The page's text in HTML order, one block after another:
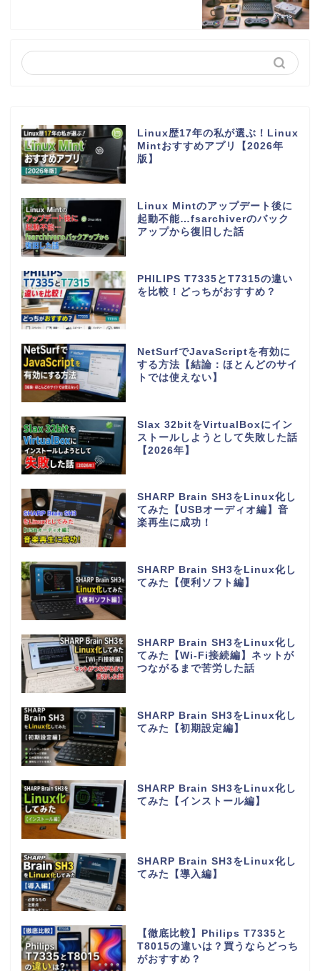
Linux歴17年の私が選ぶ！Linux
Mintおすすめアプリ【2026年
版】
Linux Mintのアップデート後に
起動不能…fsarchiverのバック
アップから復旧した話
PHILIPS T7335とT7315の違い
を比較！どっちがおすすめ？
NetSurfでJavaScriptを有効に
する方法【結論：ほとんどのサイ
トでは使えない】
Slax 32bitをVirtualBoxにイン
ストールしようとして失敗した話
【2026年】
SHARP Brain SH3をLinux化し
てみた【USBオーディオ編】音
楽再生に成功！
SHARP Brain SH3をLinux化し
てみた【便利ソフト編】
SHARP Brain SH3をLinux化し
てみた【Wi-Fi接続編】ネットが
つながるまで苦労した話
SHARP Brain SH3をLinux化し
てみた【初期設定編】
SHARP Brain SH3をLinux化し
てみた【インストール編】
SHARP Brain SH3をLinux化し
てみた【導入編】
【徹底比較】Philips T7335と
T8015の違いは？買うならどっち
がおすすめ？